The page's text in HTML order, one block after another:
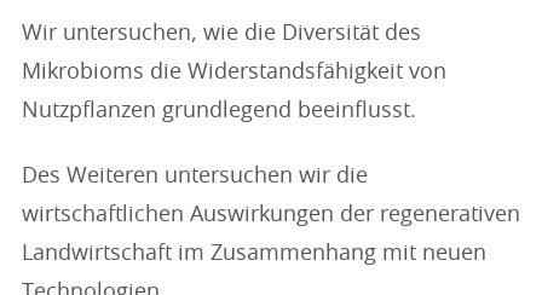
Wir untersuchen, wie die Diversität des
Mikrobioms die Widerstandsfähigkeit von
Nutzpflanzen grundlegend beeinflusst.
Des Weiteren untersuchen wir die
wirtschaftlichen Auswirkungen der regenerativen
Landwirtschaft im Zusammenhang mit neuen